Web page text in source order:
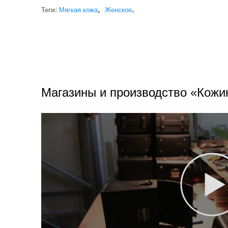
Теги: Мягкая кожа, Женское.
Магазины и производство